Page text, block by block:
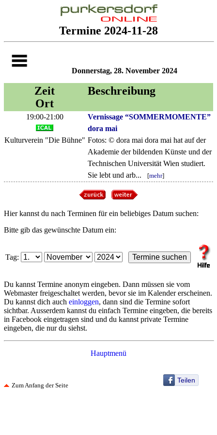
Termine 2024-11-28
Donnerstag, 28. November 2024
Zeit
Ort
Beschreibung
19:00-21:00
Kulturverein "Die Bühne"
Vernissage “SOMMERMOMENTE”
dora mai
Fotos: © dora mai dora mai hat auf der
Akademie der bildenden Künste und der
Technischen Universität Wien studiert.
Sie lebt und arb...
[mehr]
Hier kannst du nach Terminen für ein beliebiges Datum suchen:
Bitte gib das gewünschte Datum ein:
Tag:
Du kannst Termine anonym eingeben. Dann müssen sie vom
Webmaster freigeschaltet werden, bevor sie im Kalender erscheinen.
Du kannst dich auch einloggen, dann sind die Termine sofort
sichtbar. Ausserdem kannst du einfach Termine eingeben, die bereits
in Facebook eingetragen sind und du kannst private Termine
eingeben, die nur du siehst.
Hauptmenü
Teilen
Zum Anfang der Seite